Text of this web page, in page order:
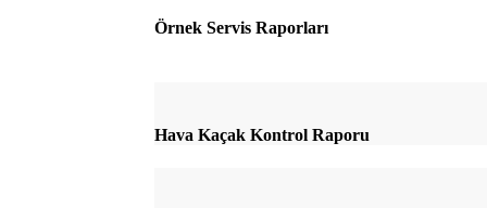
Örnek Servis Raporları
Hava Kaçak Kontrol Raporu